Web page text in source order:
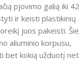
pjovimo galią iki 42
ir keisti plastikinių
juos pakeisti. Šie
aliuminio korpusu,
bet kokią užduotį net